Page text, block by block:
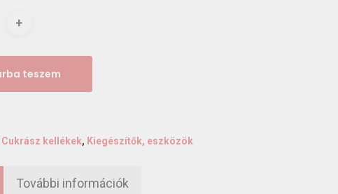
teszem
Cukrász kellékek, Kiegészítők, eszközök
További információk